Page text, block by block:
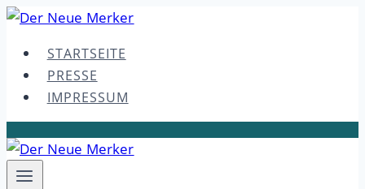
Skip
contentSTARTSEITE
PRESSE
IMPRESSUM